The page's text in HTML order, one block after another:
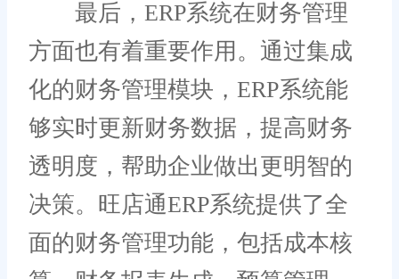
最后，ERP系统在财务管理
方面也有着重要作用。通过集成
化的财务管理模块，ERP系统能
够实时更新财务数据，提高财务
透明度，帮助企业做出更明智的
决策。旺店通ERP系统提供了全
面的财务管理功能，包括成本核